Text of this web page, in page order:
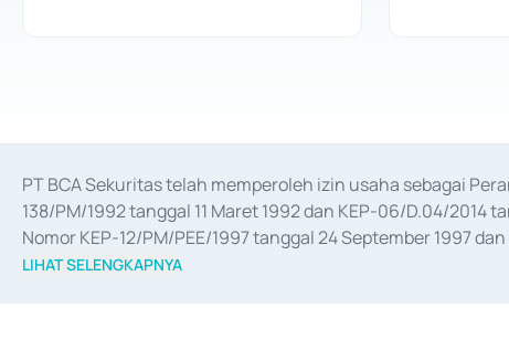
PT BCA Sekuritas telah memperoleh izin usaha sebagai
138/PM/1992 tanggal 11 Maret 1992 dan KEP-06/D.04/
Nomor KEP-12/PM/PEE/1997 tanggal 24 September 1997
merger, akuisisi, divestasi, dan
LIHAT SELENGKAPNYA